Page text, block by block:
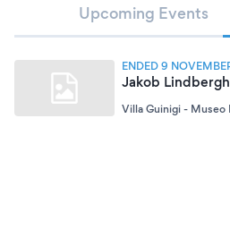
Upcoming Events
ENDED 9
Jakob Lindbergh
Villa Guinigi - Museo